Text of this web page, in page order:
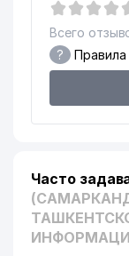
Всего
? Правила
Часто